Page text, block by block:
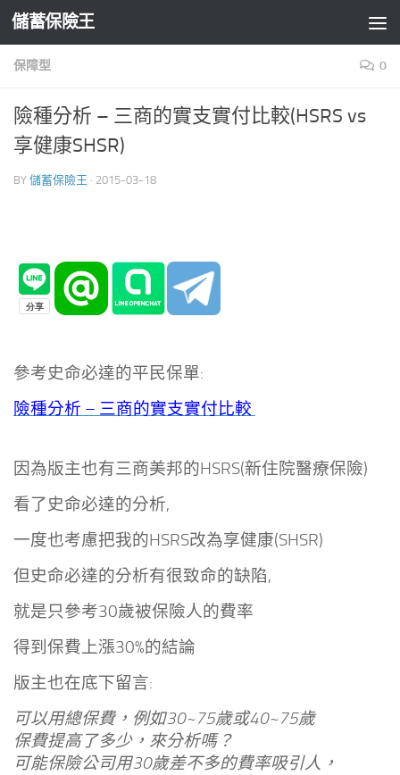
Skip to content
儲蓄保險王
保障型 0
險種分析 – 三商的實支實付比較(HSRS vs
享健康SHSR)
BY 儲蓄保險王 · 2015-03-18
參考史命必達的平民保單:
險種分析 – 三商的實支實付比較
因為版主也有三商美邦的HSRS(新住院醫療保險)
看了史命必達的分析,
一度也考慮把我的HSRS改為享健康(SHSR)
但史命必達的分析有很致命的缺陷,
就是只參考30歲被保險人的費率
得到保費上漲30%的結論
版主也在底下留言:
可以用總保費，例如30~75歲或40~75歲
保費提高了多少，來分析嗎？
可能保險公司用30歲差不多的費率吸引人，